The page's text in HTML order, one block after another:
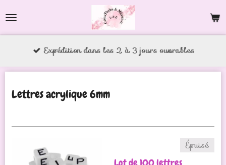
principal
Expédition dans les 2 à 3 jours ouvrables
Lettres acrylique 6mm
Épuisé